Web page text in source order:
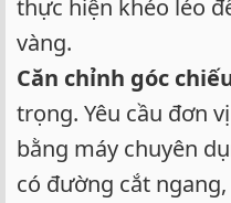
thực hiện khéo léo
vàng.
Căn chỉnh góc
trọng. Yêu cầu đơn
bằng máy chuyên
có đường cắt